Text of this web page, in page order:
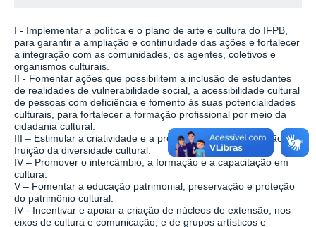
I - Implementar a política e o plano de arte e cultura do IFPB,
para garantir a ampliação e continuidade das ações e fortalecer
a integração com as comunidades, os agentes, coletivos e
organismos culturais.
II - Fomentar ações que possibilitem a inclusão de estudantes
de realidades de vulnerabilidade social, a acessibilidade cultural
de pessoas com deficiência e fomento às suas potencialidades
culturais, para fortalecer a formação profissional por meio da
cidadania cultural.
III – Estimular a criatividade e a produção, difusão, proteção e
fruição da diversidade cultural.
IV – Promover o intercâmbio, a formação e a capacitação em
cultura.
V – Fomentar a educação patrimonial, preservação e proteção
do patrimônio cultural.
IV - Incentivar e apoiar a criação de núcleos de extensão, nos
eixos de cultura e comunicação, e de grupos artísticos e